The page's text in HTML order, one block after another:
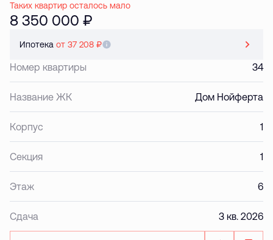
Таких квартир осталось мало
8 350 000 ₽
Ипотека от 37 208 ₽
Номер квартиры 34
Название ЖК Дом Нойферта
Корпус 1
Секция 1
Этаж 6
Сдача 3 кв. 2026